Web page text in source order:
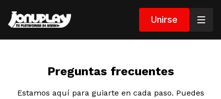
Unirse
Preguntas frecuentes
Estamos aquí para guiarte en cada paso. Puedes